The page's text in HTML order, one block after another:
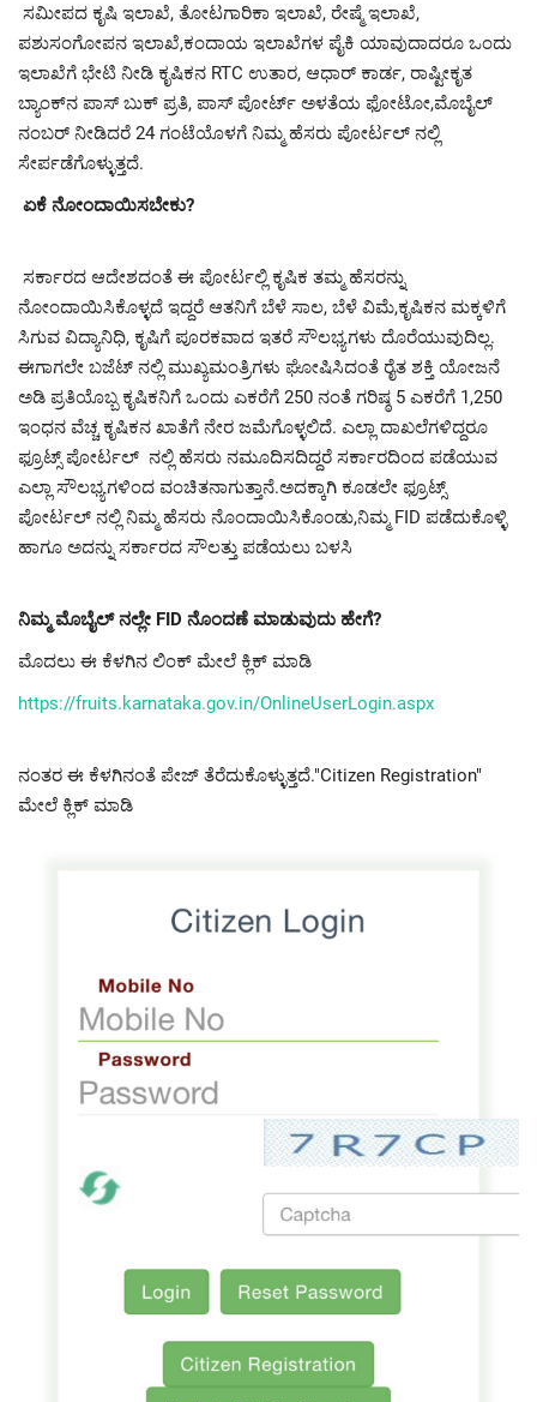
ಸಮೀಪದ ಕೃಷಿ ಇಲಾಖೆ, ತೋಟಗಾರಿಕಾ ಇಲಾಖೆ, ರೇಷ್ಮೆ ಇಲಾಖೆ,
ಪಶುಸಂಗೋಪನ ಇಲಾಖೆ,ಕಂದಾಯ ಇಲಾಖೆಗಳ ಪೈಕಿ ಯಾವುದಾದರೂ ಒಂದು
ಇಲಾಖೆಗೆ ಭೇಟಿ ನೀಡಿ ಕೃಷಿಕನ RTC ಉತಾರ, ಆಧಾರ್ ಕಾರ್ಡ, ರಾಷ್ಟೀಕೃತ
ಬ್ಯಾಂಕ್‍ನ ಪಾಸ್ ಬುಕ್ ಪ್ರತಿ, ಪಾಸ್ ಪೋರ್ಟ್ ಅಳತೆಯ ಫೋಟೋ,ಮೊಬೈಲ್
ನಂಬರ್ ನೀಡಿದರೆ 24 ಗಂಟೆಯೊಳಗೆ ನಿಮ್ಮ ಹೆಸರು ಪೋರ್ಟಲ್ ನಲ್ಲಿ
ಸೇರ್ಪಡೆಗೊಳ್ಳುತ್ತದೆ.
ಏಕೆ ನೋಂದಾಯಿಸಬೇಕು?
ಸರ್ಕಾರದ ಆದೇಶದಂತೆ ಈ ಪೋರ್ಟಲ್ಲಿ ಕೃಷಿಕ ತಮ್ಮ ಹೆಸರನ್ನು
ನೋಂದಾಯಿಸಿಕೊಳ್ಳದೆ ಇದ್ದರೆ ಆತನಿಗೆ ಬೆಳೆ ಸಾಲ, ಬೆಳೆ ವಿಮೆ,ಕೃಷಿಕನ ಮಕ್ಕಳಿಗೆ
ಸಿಗುವ ವಿದ್ಯಾನಿಧಿ, ಕೃಷಿಗೆ ಪೂರಕವಾದ ಇತರೆ ಸೌಲಭ್ಯಗಳು ದೊರೆಯುವುದಿಲ್ಲ.
ಈಗಾಗಲೇ ಬಜೆಟ್ ನಲ್ಲಿ ಮುಖ್ಯಮಂತ್ರಿಗಳು ಘೋಷಿಸಿದಂತೆ ರೈತ ಶಕ್ತಿ ಯೋಜನೆ
ಅಡಿ ಪ್ರತಿಯೊಬ್ಬ ಕೃಷಿಕನಿಗೆ ಒಂದು ಎಕರೆಗೆ 250 ನಂತೆ ಗರಿಷ್ಠ 5 ಎಕರೆಗೆ 1,250
ಇಂಧನ ವೆಚ್ಚ ಕೃಷಿಕನ ಖಾತೆಗೆ ನೇರ ಜಮೆಗೊಳ್ಳಲಿದೆ. ಎಲ್ಲಾ ದಾಖಲೆಗಳಿದ್ದರೂ
ಫ್ರೂಟ್ಸ್ ಪೋರ್ಟಲ್ ನಲ್ಲಿ ಹೆಸರು ನಮೂದಿಸದಿದ್ದರೆ ಸರ್ಕಾರದಿಂದ ಪಡೆಯುವ
ಎಲ್ಲಾ ಸೌಲಭ್ಯಗಳಿಂದ ವಂಚಿತನಾಗುತ್ತಾನೆ.ಅದಕ್ಕಾಗಿ ಕೂಡಲೇ ಫ್ರೂಟ್ಸ್
ಪೋರ್ಟಲ್ ನಲ್ಲಿ ನಿಮ್ಮ ಹೆಸರು ನೊಂದಾಯಿಸಿಕೊಂಡು,ನಿಮ್ಮ FID ಪಡೆದುಕೊಳ್ಳಿ
ಹಾಗೂ ಅದನ್ನು ಸರ್ಕಾರದ ಸೌಲತ್ತು ಪಡೆಯಲು ಬಳಸಿ
ನಿಮ್ಮ ಮೊಬೈಲ್ ನಲ್ಲೇ FID ನೊಂದಣೆ ಮಾಡುವುದು ಹೇಗೆ?
ಮೊದಲು ಈ ಕೆಳಗಿನ ಲಿಂಕ್ ಮೇಲೆ ಕ್ಲಿಕ್ ಮಾಡಿ
https://fruits.karnataka.gov.in/OnlineUserLogin.aspx
ನಂತರ ಈ ಕೆಳಗಿನಂತೆ ಪೇಜ್ ತೆರೆದುಕೊಳ್ಳುತ್ತದೆ."Citizen Registration"
ಮೇಲೆ ಕ್ಲಿಕ್ ಮಾಡಿ